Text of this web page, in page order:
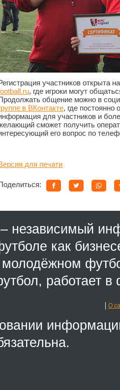
участников открыта
, где игроки могут
общение можно в
в ВКонтакте, где постоянно
для участников и
сможет получить
его вопрос по
для печати
– независимый
как
работает
О